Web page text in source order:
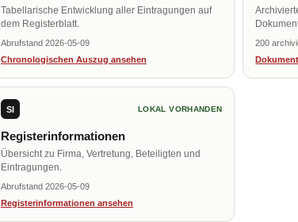
Tabellarische Entwicklung aller Eintragungen auf
dem Registerblatt.
Abrufstand 2026-05-09
Chronologischen Auszug ansehen
200
SI LOKAL VORHANDEN
Registerinformationen
Übersicht zu Firma, Vertretung, Beteiligten und
Eintragungen.
Abrufstand 2026-05-09
Registerinformationen ansehen